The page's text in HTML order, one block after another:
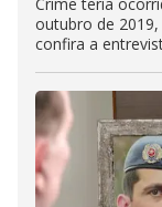
outubro de
confira a